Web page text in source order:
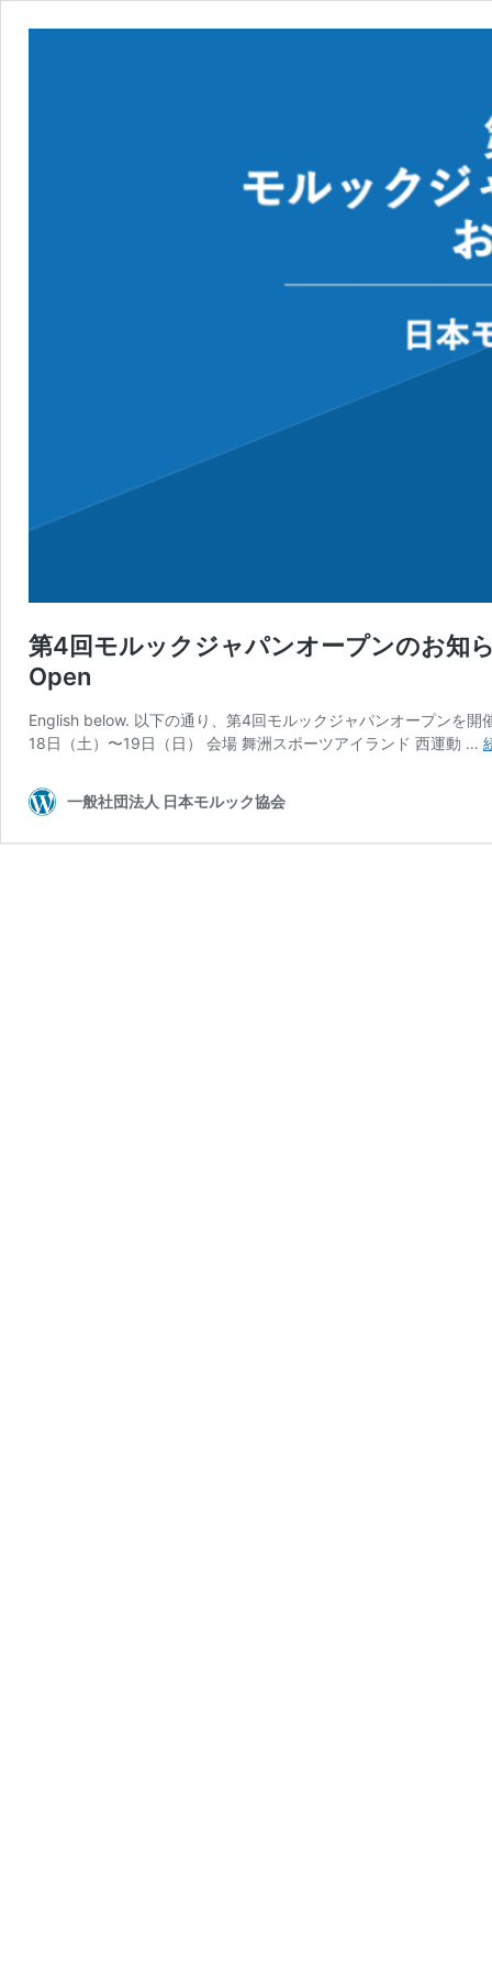
第4回モルックジャパンオープンのお
Open
English below. 以下の通り、第4回モルックジャパンオープンを
18日（土）〜19日（日） 会場 舞洲スポーツアイランド 西運動 …
一般社団法人 日本モルック協会